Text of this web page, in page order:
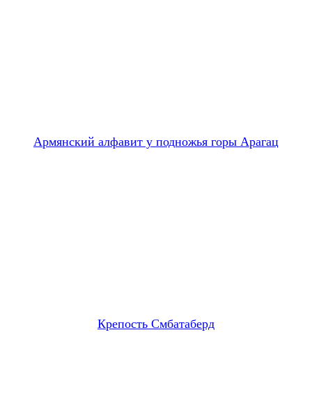
Армянский алфавит у подножья горы Арагац
Крепость Смбатаберд